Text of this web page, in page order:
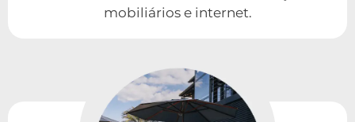
mobiliários e internet.